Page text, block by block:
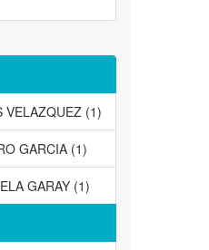
VELAZQUEZ (1)
GARCIA (1)
GARAY (1)